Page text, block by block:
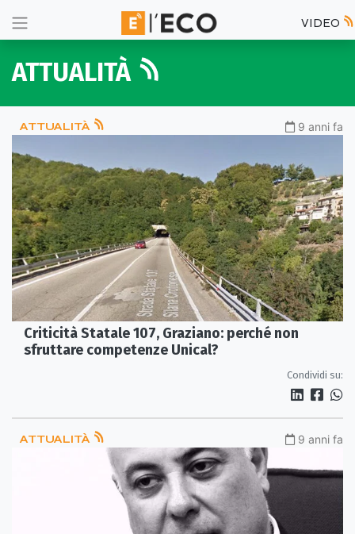
VIDEO
ATTUALITÀ
ATTUALITÀ 9 anni fa
Criticità Statale 107, Graziano: perché non
sfruttare competenze Unical?
Condividi su:
ATTUALITÀ 9 anni fa